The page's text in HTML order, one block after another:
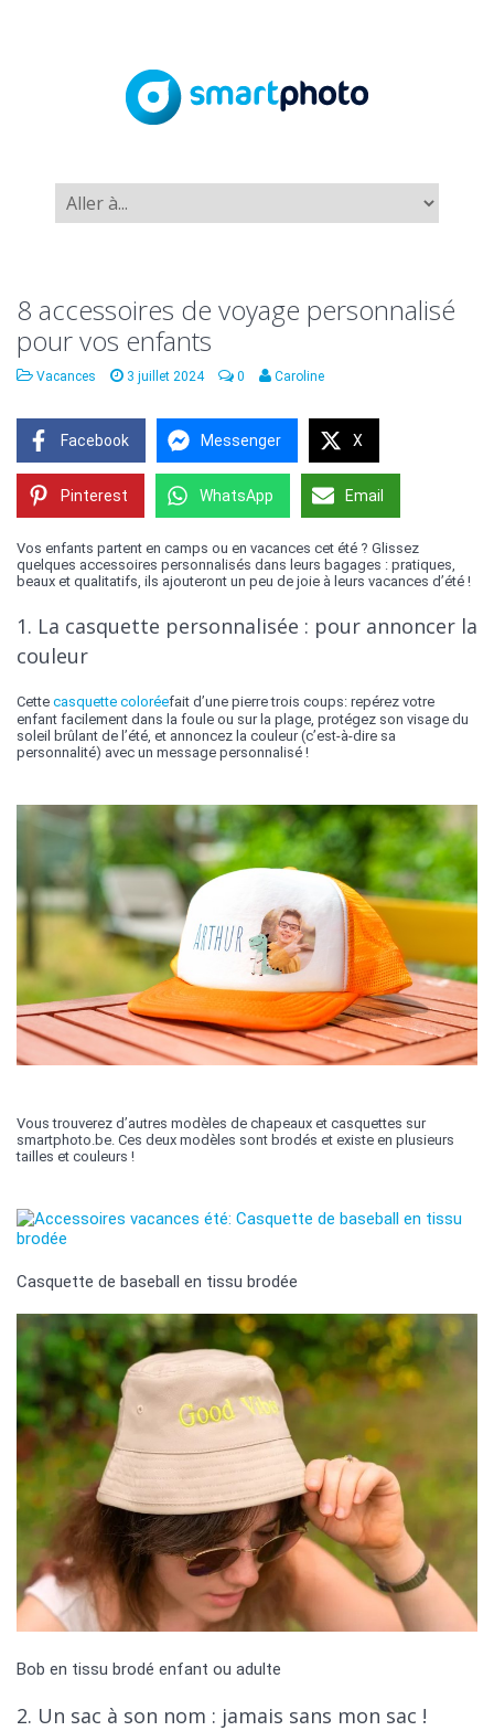
8 accessoires de voyage personnalisé
pour vos enfants
Vacances 3 juillet 2024 0 Caroline
Facebook Messenger X
Pinterest WhatsApp Email
Vos enfants partent en camps ou en vacances cet été ? Glissez
quelques accessoires personnalisés dans leurs bagages : pratiques,
beaux et qualitatifs, ils ajouteront un peu de joie à leurs vacances d’été !
1. La casquette personnalisée : pour annoncer la
couleur
Cette casquette coloréefait d’une pierre trois coups: repérez votre
enfant facilement dans la foule ou sur la plage, protégez son visage du
soleil brûlant de l’été, et annoncez la couleur (c’est-à-dire sa
personnalité) avec un message personnalisé !
Vous trouverez d’autres modèles de chapeaux et casquettes sur
smartphoto.be. Ces deux modèles sont brodés et existe en plusieurs
tailles et couleurs !
Casquette de baseball en tissu brodée
Bob en tissu brodé enfant ou adulte
2. Un sac à son nom : jamais sans mon sac !